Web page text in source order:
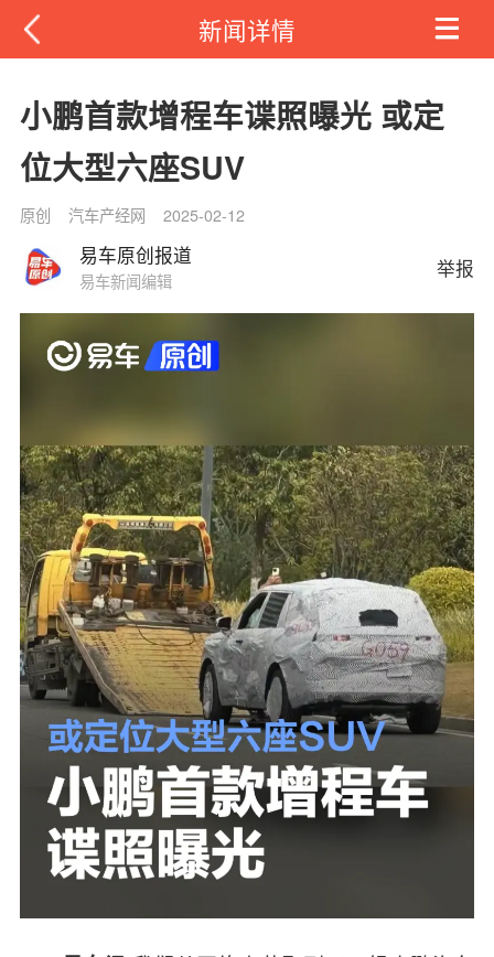
新闻详情
小鹏首款增程车谍照曝光 或定
位大型六座SUV
原创 汽车产经网 2025-02-12
易车原创报道
易车新闻编辑
举报